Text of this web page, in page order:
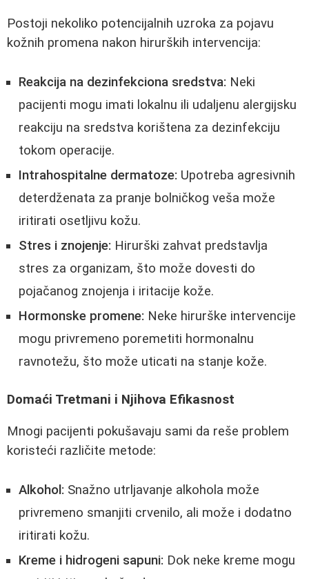
Postoji nekoliko potencijalnih uzroka za pojavu
kožnih promena nakon hirurških intervencija:
Reakcija na dezinfekciona sredstva: Neki
pacijenti mogu imati lokalnu ili udaljenu alergijsku
reakciju na sredstva korištena za dezinfekciju
tokom operacije.
Intrahospitalne dermatoze: Upotreba agresivnih
deterdženata za pranje bolničkog veša može
iritirati osetljivu kožu.
Stres i znojenje: Hirurški zahvat predstavlja
stres za organizam, što može dovesti do
pojačanog znojenja i iritacije kože.
Hormonske promene: Neke hirurške intervencije
mogu privremeno poremetiti hormonalnu
ravnotežu, što može uticati na stanje kože.
Domaći Tretmani i Njihova Efikasnost
Mnogi pacijenti pokušavaju sami da reše problem
koristeći različite metode:
Alkohol: Snažno utrljavanje alkohola može
privremeno smanjiti crvenilo, ali može i dodatno
iritirati kožu.
Kreme i hidrogeni sapuni: Dok neke kreme mogu